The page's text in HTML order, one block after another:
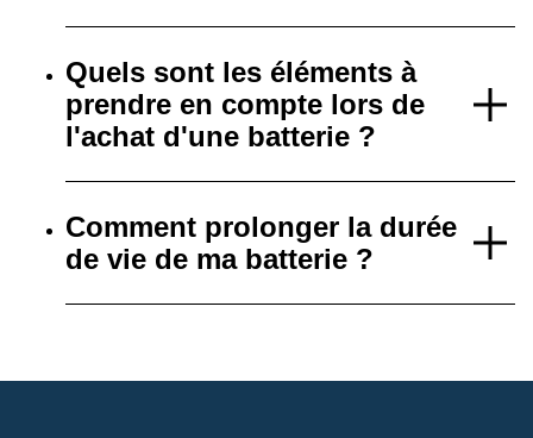
Quels sont les éléments à
prendre en compte lors de
l'achat d'une batterie ?
Comment prolonger la durée
de vie de ma batterie ?